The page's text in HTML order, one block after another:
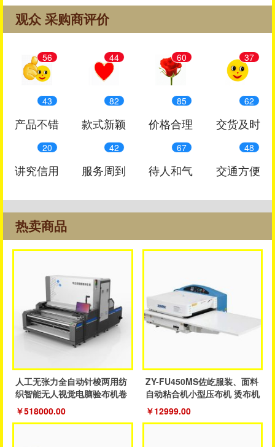
观众 采购商评价
56 44 60 37
产品不错
43
款式新颖
82
价格合理
85
交货及时
62
讲究信用
20
服务周到
42
待人和气
67
交通方便
48
热卖商品
人工无张力全自动针梭两用纺
织智能无人视觉电脑验布机卷
布机
￥518000.00
ZY-FU450MS佐屹服装、面料
自动粘合机小型压布机 烫布机
￥12999.00